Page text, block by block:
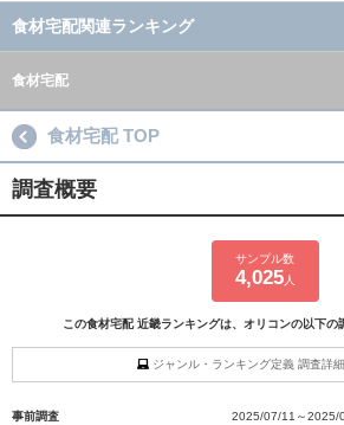
食材宅配関連ランキング
食材宅配
食材宅配 TOP
調査概要
サンプル数
4,025人
この食材宅配 近畿ランキングは、オリコンの以下の
ジャンル・ランキング定義 調査詳
事前調査
2025/07/11～2025/